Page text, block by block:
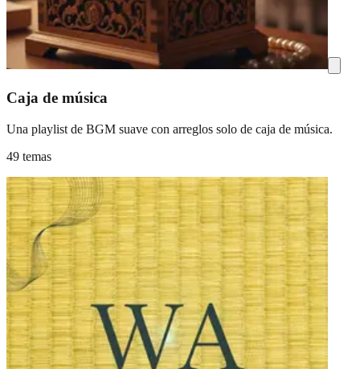
Caja de música
Una playlist de BGM suave con arreglos solo de caja de música.
49 temas